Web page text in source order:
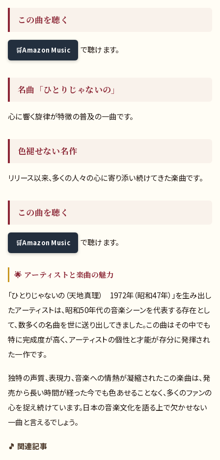
この曲を聴く
Amazon Music で聴けます。
名曲「ひとりじゃないの」
心に響く旋律が特徴の普及の一曲です。
色褪せない名作
リリース以来、多くの人々の心に寄り添い続けてきた楽曲です。
この曲を聴く
Amazon Music で聴けます。
🌟 アーティストと楽曲の魅力
「ひとりじゃないの（天地真理） 1972年（昭和47年）」を生み出し
たアーティストは、昭和50年代の音楽シーンを代表する存在とし
て、数多くの名曲を世に送り出してきました。この曲はその中でも
特に完成度が高く、アーティストの個性と才能が存分に発揮され
た一作です。
独特の声質、表現力、音楽への情熱が凝縮されたこの楽曲は、発
売から長い時間が経った今でも色あせることなく、多くのファンの
心を捉え続けています。日本の音楽文化を語る上で欠かせない
一曲と言えるでしょう。
🎵 関連記事